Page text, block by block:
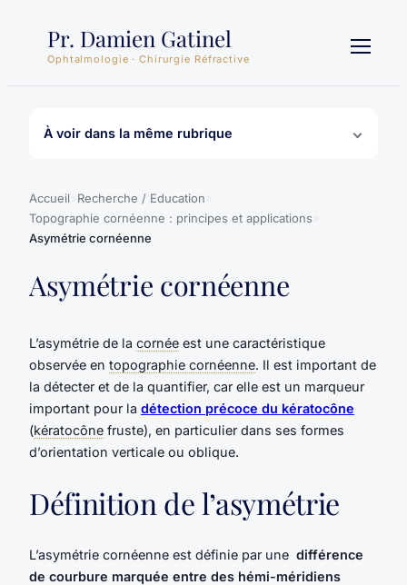
contenu
Pr. Damien Gatinel
Ophtalmologie · Chirurgie Réfractive
Accueil Recherche / Education
Topographie cornéenne : principes et applications
Asymétrie cornéenne
Asymétrie cornéenne
L’asymétrie de la cornée est une caractéristique
observée en topographie cornéenne. Il est important de
la détecter et de la quantifier, car elle est un marqueur
important pour la détection précoce du kératocône
(kératocône fruste), en particulier dans ses formes
d’orientation verticale ou oblique.
Définition de l’asymétrie
L’asymétrie cornéenne est définie par une différence
de courbure marquée entre des hémi-méridiens
À voir dans la même rubrique